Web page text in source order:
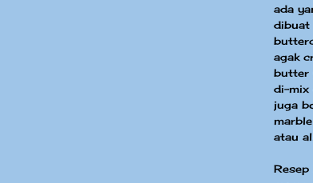
ada
dibuat
agak
butter
di-mix
juga
atau